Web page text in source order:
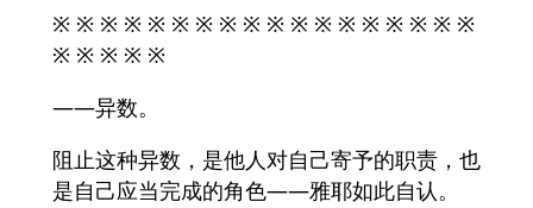
※ ※ ※ ※ ※ ※ ※ ※ ※ ※ ※ ※ ※ ※ ※ ※ ※ ※
※ ※ ※ ※ ※
——异数。
阻止这种异数，是他人对自己寄予的职责，也
是自己应当完成的角色——雅耶如此自认。